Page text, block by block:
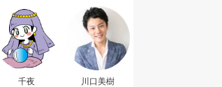
千夜 川口美樹